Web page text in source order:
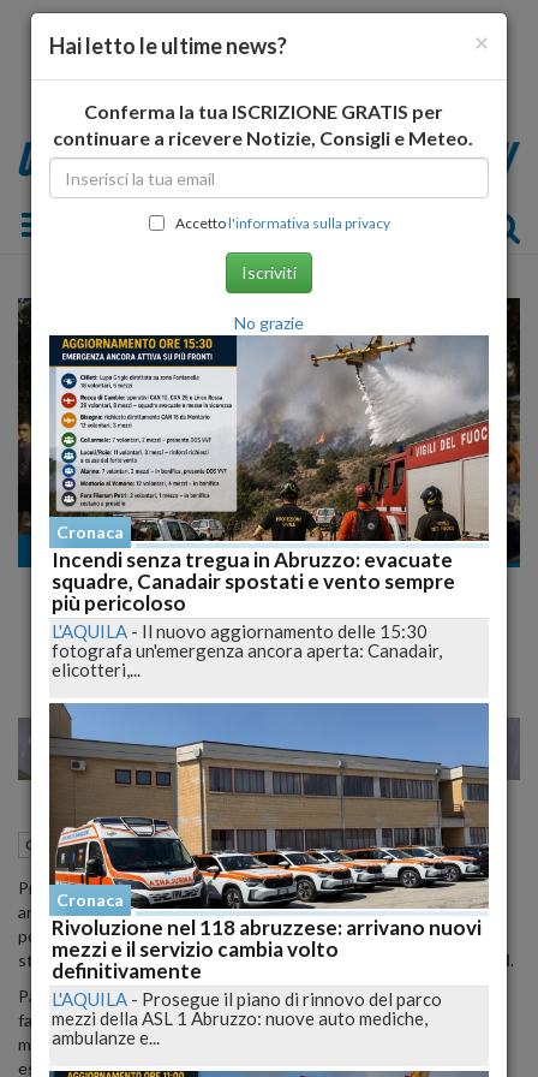
Toggle navigation
Cronaca nazionale
Proteste Anti Migranti, Gabrielli e D'Angelo
col Pugno Duro: "Daspo per i Violenti"
MILANO 29
Cronaca nazionale 19 Luglio 2015 05:00
Prosegue il lavoro degli investigatori dellaPolizia di Statoper
arrivare all’identificazione degli autori dei disordini avvenuti ieri
pomeriggio durante le operazioni di trasferimento di cittadini
stranieri presso la struttura diCasalediSan Nicola Roma nord.
Parallelamente, ilQuestoreNicolò D’Angeloha aperto un
fascicolo per l’erogazione delDaspo(divieto di accedere alle
manifestazioni sportive) per tutti coloro che saranno individuati in
esito alle indagini .
×
Hai letto le ultime news?
Conferma la tua ISCRIZIONE GRATIS per
continuare a ricevere Notizie, Consigli e Meteo.
Accettol'informativa sulla privacy
Iscriviti
No grazie
Cronaca
Incendi senza tregua in Abruzzo: evacuate
squadre, Canadair spostati e vento sempre
più pericoloso
L'AQUILA - Il nuovo aggiornamento delle 15:30
fotografa un'emergenza ancora aperta: Canadair,
elicotteri,...
Cronaca
Rivoluzione nel 118 abruzzese: arrivano nuovi
mezzi e il servizio cambia volto
definitivamente
L'AQUILA - Prosegue il piano di rinnovo del parco
mezzi della ASL 1 Abruzzo: nuove auto mediche,
ambulanze e...